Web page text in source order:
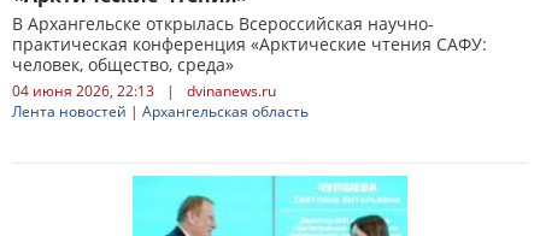
В Архангельске открылась Всероссийская научно-
практическая конференция «Арктические чтения САФУ:
человек, общество, среда»
04 июня 2026, 22:13 |
dvinanews.ru
Лента новостей | Архангельская область